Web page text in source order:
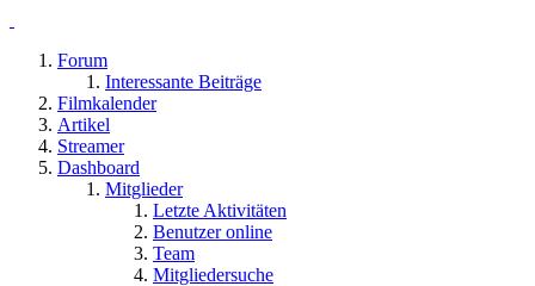
Forum
Interessante Beiträge
Filmkalender
Artikel
Streamer
Dashboard
Mitglieder
Letzte Aktivitäten
Benutzer online
Team
Mitgliedersuche